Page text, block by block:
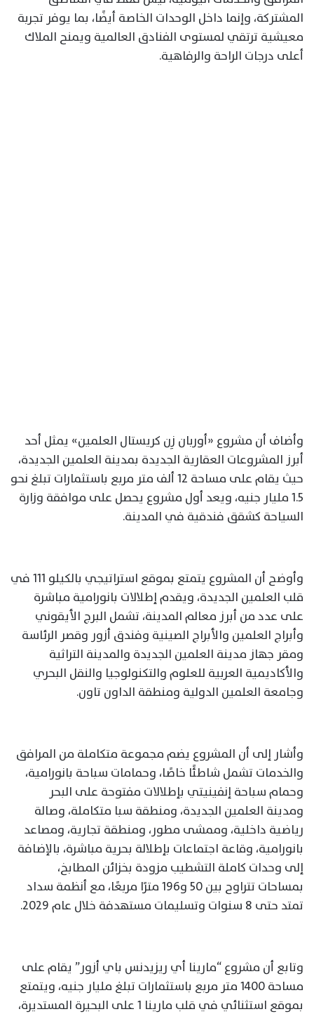
المشتركة، وإنما داخل الوحدات الخاصة أيضًا، بما يوفر تجربة
معيشية ترتقي لمستوى الفنادق العالمية ويمنح الملاك
أعلى درجات الراحة والرفاهية.
وأضاف أن مشروع «أوربان زِن كريستال العلمين» يمثل أحد
أبرز المشروعات العقارية الجديدة بمدينة العلمين الجديدة،
حيث يقام على مساحة 12 ألف متر مربع باستثمارات تبلغ نحو
1.5 مليار جنيه، ويعد أول مشروع يحصل على موافقة وزارة
السياحة كشقق فندقية في المدينة.
وأوضح أن المشروع يتمتع بموقع استراتيجي بالكيلو 111 في
قلب العلمين الجديدة، ويقدم إطلالات بانورامية مباشرة
على عدد من أبرز معالم المدينة، تشمل البرج الأيقوني
وأبراج العلمين والأبراج الصينية وفندق أزور وقصر الرئاسة
ومقر جهاز مدينة العلمين الجديدة والمدينة التراثية
والأكاديمية العربية للعلوم والتكنولوجيا والنقل البحري
وجامعة العلمين الدولية ومنطقة الداون تاون.
وأشار إلى أن المشروع يضم مجموعة متكاملة من المرافق
والخدمات تشمل شاطئًا خاصًا، وحمامات سباحة بانورامية،
وحمام سباحة إنفينيتي بإطلالات مفتوحة على البحر
ومدينة العلمين الجديدة، ومنطقة سبا متكاملة، وصالة
رياضية داخلية، وممشى مطور، ومنطقة تجارية، ومصاعد
بانورامية، وقاعة اجتماعات بإطلالة بحرية مباشرة، بالإضافة
إلى وحدات كاملة التشطيب مزودة بخزائن المطابخ،
بمساحات تتراوح بين 50 و196 مترًا مربعًا، مع أنظمة سداد
تمتد حتى 8 سنوات وتسليمات مستهدفة خلال عام 2029.
وتابع أن مشروع “مارينا أي ريزيدنس باي أزور” يقام على
مساحة 1400 متر مربع باستثمارات تبلغ مليار جنيه، ويتمتع
بموقع استثنائي في قلب مارينا 1 على البحيرة المستديرة،